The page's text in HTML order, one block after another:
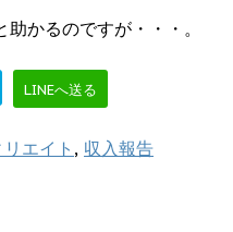
かるのですが・・・。
LINEへ送る
エイト , 収入報告